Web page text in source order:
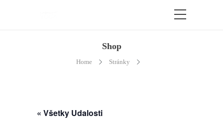
Shop
Home Stránky
« Všetky Udalosti